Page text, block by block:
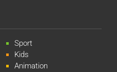
Sport
Kids
Animation